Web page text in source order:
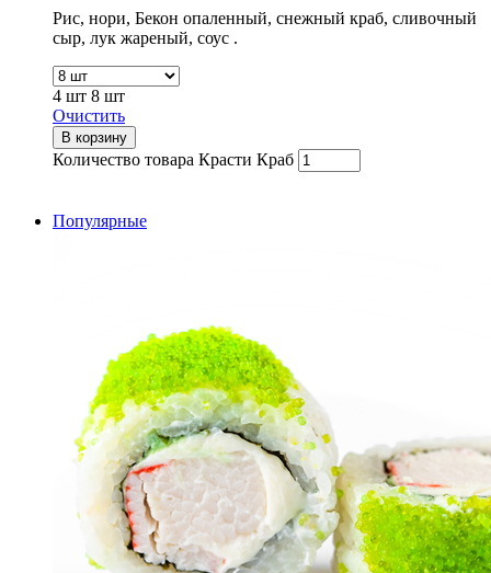
Рис, нори, Бекон опаленный, снежный краб, сливочный
сыр, лук жареный, соус .
4 шт 8 шт
Очистить
В корзину
Количество товара Красти Краб
Популярные